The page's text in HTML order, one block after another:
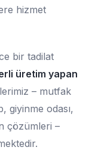
hizmet
bir tadilat
üretim yapan
– mutfak
giyinme odası,
çözümleri –